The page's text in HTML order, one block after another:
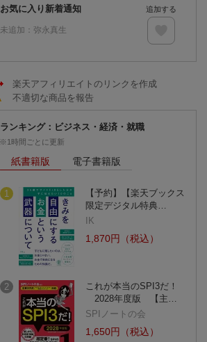
お気に入り新着通知
未追加： 弥永真生
追加する
楽天アフィリエイトのリンクを作成
不適切な商品を報告
ランキング：ビジネス・経済・就職
※1時間ごとに更新
紙書籍版 電子書籍版
1
【予約】【楽天ブックス
限定デジタル特典…
IK
1,870円（税込）
2
これが本当のSPI3だ！
2028年度版 【主…
SPIノートの会
1,650円（税込）